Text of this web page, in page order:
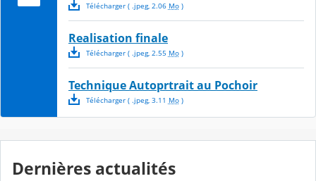
Télécharger( .jpeg, 2.06 Mo)
Realisation finale
Télécharger( .jpeg, 2.55 Mo)
Technique Autoprtrait au Pochoir
Télécharger( .jpeg, 3.11 Mo)
Dernières actualités